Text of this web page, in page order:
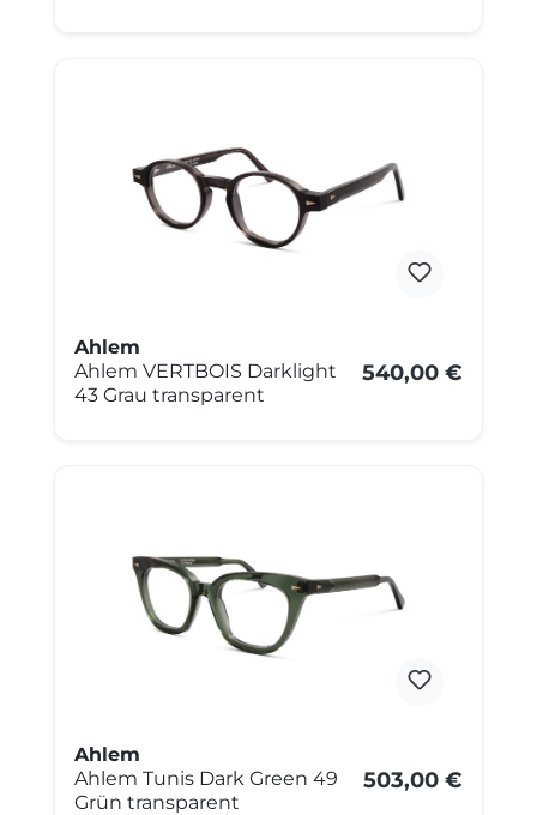
Ahlem
Ahlem VERTBOIS Darklight
43 Grau transparent
540,00 €
Ahlem
Ahlem Tunis Dark Green 49
Grün transparent
503,00 €